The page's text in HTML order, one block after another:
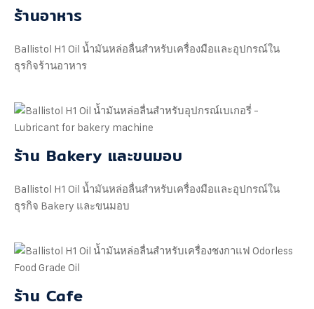
ร้านอาหาร
Ballistol H1 Oil น้ำมันหล่อลื่นสำหรับเครื่องมือและอุปกรณ์ใน
ธุรกิจร้านอาหาร
ร้าน Bakery และขนมอบ
Ballistol H1 Oil น้ำมันหล่อลื่นสำหรับเครื่องมือและอุปกรณ์ใน
ธุรกิจ Bakery และขนมอบ
ร้าน Cafe